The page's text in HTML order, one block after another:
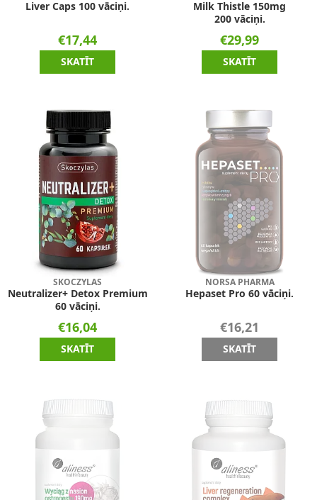
Liver Caps 100 vāciņi.
€17,44
SKATĪT
Milk Thistle 150mg
200 vāciņi.
€29,99
SKATĪT
SKOCZYLAS
Neutralizer+ Detox Premium
60 vāciņi.
€16,04
SKATĪT
NORSA PHARMA
Hepaset Pro 60 vāciņi.
€16,21
SKATĪT